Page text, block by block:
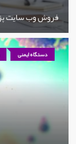
فروش وب سایت
دستگاه ایمنی